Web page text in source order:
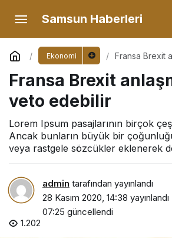
Samsun Haberleri
Ekonomi
Fransa Brexit
Fransa Brexit
veto edebilir
Lorem Ipsum pasajlarının birçok
Ancak bunların büyük bir
veya rastgele sözcükler eklenerek
admin tarafından yayınlandı
28 Kasım 2020, 14:38 yayınlandı
07:25 güncellendi
1.202